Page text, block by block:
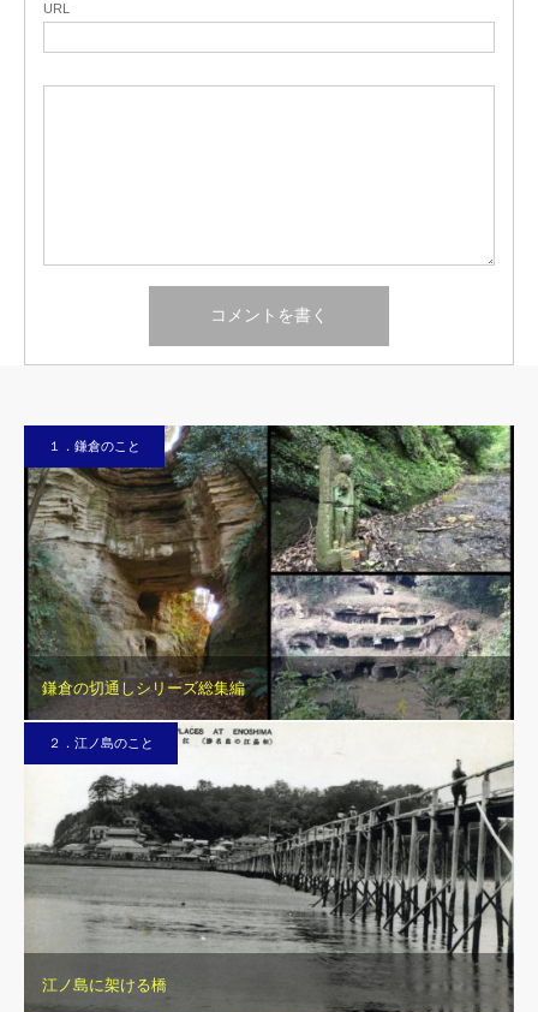
URL
１．鎌倉のこと
鎌倉の切通しシリーズ総集編
２．江ノ島のこと
江ノ島に架ける橋